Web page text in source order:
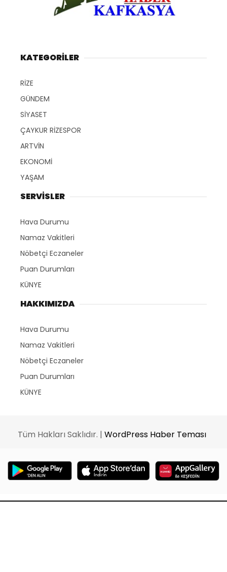
KATEGORİLER
RİZE
GÜNDEM
SİYASET
ÇAYKUR RİZESPOR
ARTVİN
EKONOMİ
YAŞAM
SERVİSLER
Hava Durumu
Namaz Vakitleri
Nöbetçi Eczaneler
Puan Durumları
KÜNYE
HAKKIMIZDA
Hava Durumu
Namaz Vakitleri
Nöbetçi Eczaneler
Puan Durumları
KÜNYE
Tüm Hakları Saklıdır. | WordPress Haber Teması